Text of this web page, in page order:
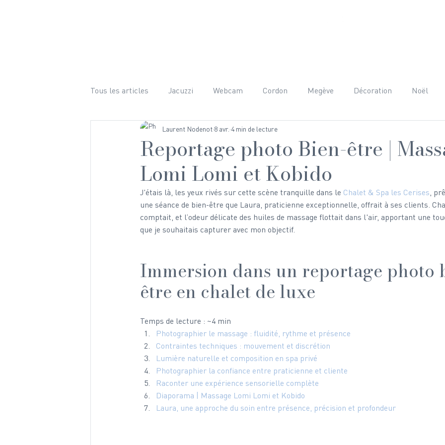
Tous les articles Jacuzzi Webcam Cordon Megève Décoration Noël
Bien-être Ski Randonnées Adrénaline
Hiver Photographie Team Building
Reportage photo Bien-être |
Lomi Lomi et Kobido
Laurent Nodenot 8 avr. 4 min de lecture
J'étais là, les yeux rivés sur cette scène tranquille dans le Chalet & Spa les Cerises,
une séance de bien-être que Laura, praticienne exceptionnelle, offrait à ses clients.
comptait, et l’odeur délicate des huiles de massage flottait dans l'air, apportant une
que je souhaitais capturer avec mon objectif.
Immersion dans un reportage photo
être en chalet de luxe
Temps de lecture : ~4 min
Photographier le massage : fluidité, rythme et présence
Contraintes techniques : mouvement et discrétion
Lumière naturelle et composition en spa privé
Photographier la confiance entre praticienne et cliente
Raconter une expérience sensorielle complète
Diaporama | Massage Lomi Lomi et Kobido
Laura, une approche du soin entre présence, précision et profondeur